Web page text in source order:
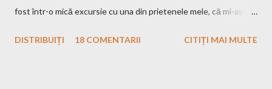
fost într-o mică excursie cu una din prietenele mele, că mi-aș
vreau eu s-o ascult, la drum doar cu bagajele mele în portbagaj și
DISTRIBUIȚI 18 COMENTARII CITIȚI MAI MULTE